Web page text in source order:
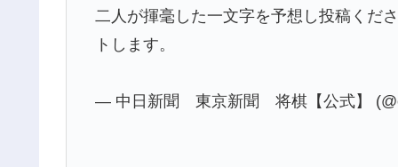
二人が揮毫した一文字を予想し投稿くだ
トします。
— 中日新聞 東京新聞 将棋【公式】